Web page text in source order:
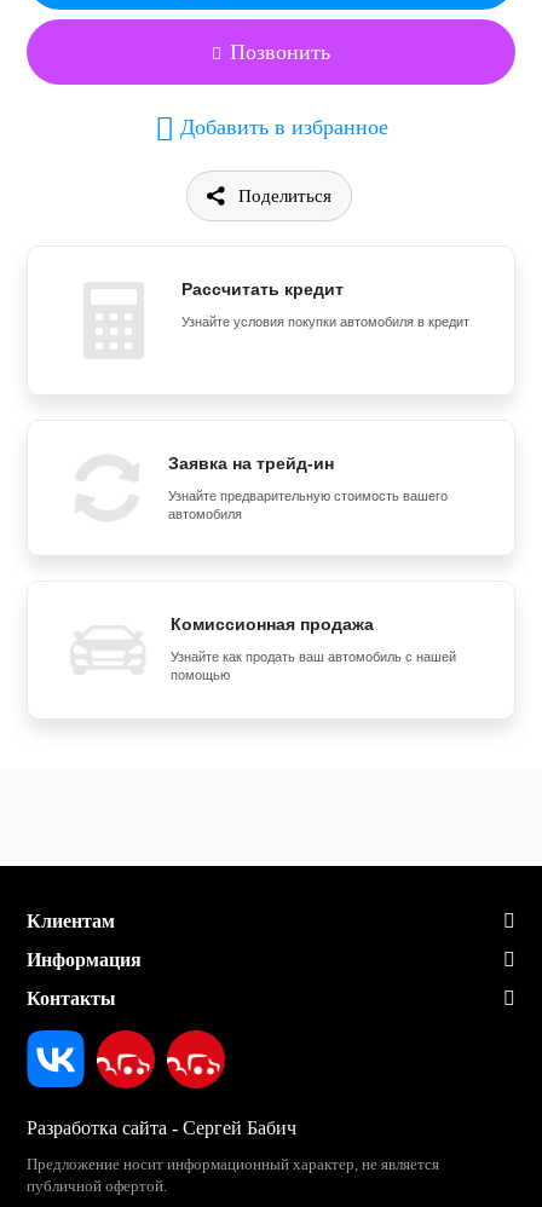
Позвонить
Добавить в избранное
Поделиться
Рассчитать кредит
Узнайте условия покупки автомобиля в кредит
Заявка на трейд-ин
Узнайте предварительную стоимость вашего
автомобиля
Комиссионная продажа
Узнайте как продать ваш автомобиль с нашей
помощью
Клиентам
Информация
Контакты
Разработка сайта - Сергей Бабич
Предложение носит информационный характер, не является
публичной офертой.